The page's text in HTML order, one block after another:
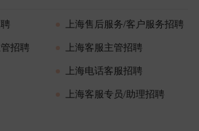
上海售后服务/客户服务招聘
招聘 上海客服主管招聘
上海电话客服招聘
上海客服专员/助理招聘